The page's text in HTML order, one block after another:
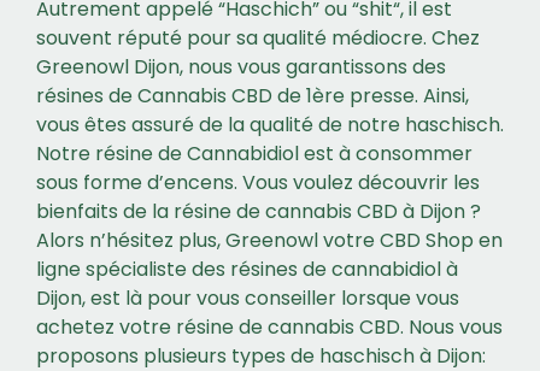
Autrement appelé “Haschich” ou “shit“, il est
souvent réputé pour sa qualité médiocre. Chez
Greenowl Dijon, nous vous garantissons des
résines de Cannabis CBD de 1ère presse. Ainsi,
vous êtes assuré de la qualité de notre haschisch.
Notre résine de Cannabidiol est à consommer
sous forme d’encens. Vous voulez découvrir les
bienfaits de la résine de cannabis CBD à Dijon ?
Alors n’hésitez plus, Greenowl votre CBD Shop en
ligne spécialiste des résines de cannabidiol à
Dijon, est là pour vous conseiller lorsque vous
achetez votre résine de cannabis CBD. Nous vous
proposons plusieurs types de haschisch à Dijon: